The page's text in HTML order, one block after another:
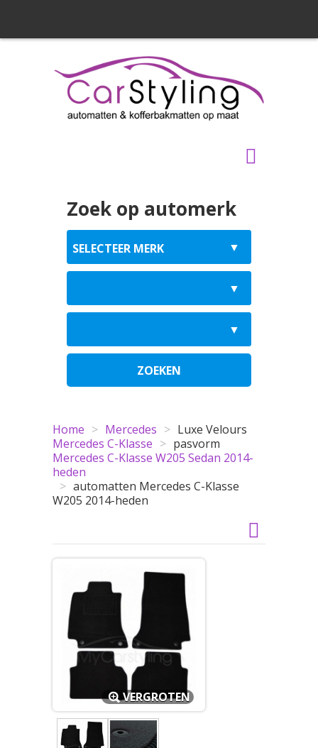
Zoek op automerk
ZOEKEN
Home > Mercedes >
Mercedes C-Klasse >
Mercedes C-Klasse W205 Sedan 2014-
heden
>
Luxe Velours
pasvorm
automatten Mercedes C-Klasse
W205 2014-heden
VERGROTEN